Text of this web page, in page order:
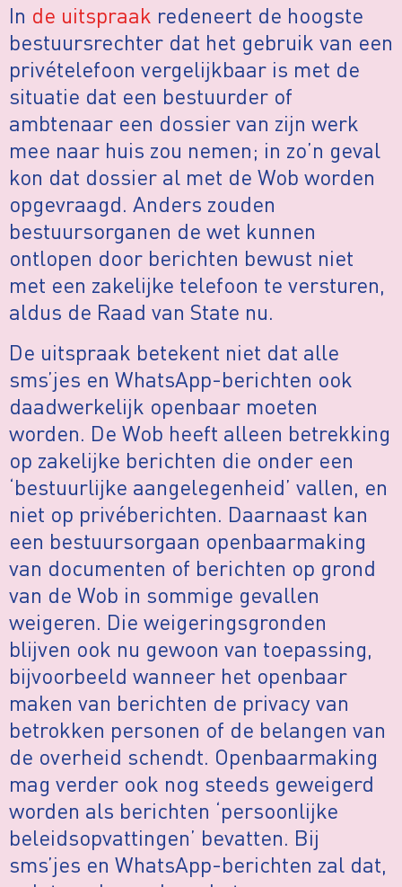
In de uitspraak redeneert de hoogste
bestuursrechter dat het gebruik van een
privételefoon vergelijkbaar is met de
situatie dat een bestuurder of
ambtenaar een dossier van zijn werk
mee naar huis zou nemen; in zo’n geval
kon dat dossier al met de Wob worden
opgevraagd. Anders zouden
bestuursorganen de wet kunnen
ontlopen door berichten bewust niet
met een zakelijke telefoon te versturen,
aldus de Raad van State nu.
De uitspraak betekent niet dat alle
sms’jes en WhatsApp-berichten ook
daadwerkelijk openbaar moeten
worden. De Wob heeft alleen betrekking
op zakelijke berichten die onder een
‘bestuurlijke aangelegenheid’ vallen, en
niet op privéberichten. Daarnaast kan
een bestuursorgaan openbaarmaking
van documenten of berichten op grond
van de Wob in sommige gevallen
weigeren. Die weigeringsgronden
blijven ook nu gewoon van toepassing,
bijvoorbeeld wanneer het openbaar
maken van berichten de privacy van
betrokken personen of de belangen van
de overheid schendt. Openbaarmaking
mag verder ook nog steeds geweigerd
worden als berichten ‘persoonlijke
beleidsopvattingen’ bevatten. Bij
sms’jes en WhatsApp-berichten zal dat,